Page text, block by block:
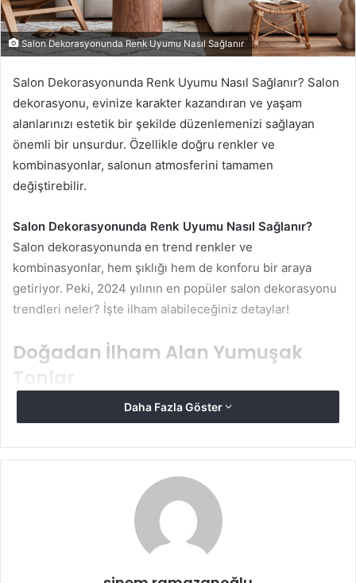
Salon Dekorasyonunda Renk Uyumu Nasıl Sağlanır
Salon Dekorasyonunda Renk Uyumu Nasıl Sağlanır? Salon
dekorasyonu, evinize karakter kazandıran ve yaşam
alanlarınızı estetik bir şekilde düzenlemenizi sağlayan
önemli bir unsurdur. Özellikle doğru renkler ve
kombinasyonlar, salonun atmosferini tamamen
değiştirebilir.
Salon Dekorasyonunda Renk Uyumu Nasıl Sağlanır?
Salon dekorasyonunda en trend renkler ve
kombinasyonlar, hem şıklığı hem de konforu bir araya
getiriyor. Peki, 2024 yılının en popüler salon dekorasyonu
trendleri neler? İşte ilham alabileceğiniz detaylar!
Doğadan İlham Alan Yumuşak
Tonlar
Son yıllarda, doğal tonlar dekorasyonda büyük bir
yumuşak ve sıcak renkler, salonlarda huzur dolu bir
kırmızısı veya açık kahve gibi diğer doğal tonlarla
kombinleyerek sofistike bir görünüm elde edebilirsiniz.
Bej ve Zeytin Yeşili Kombinasyonu:
takımını, zeytin yeşili perdeler ve aksesuarlarla
Daha Fazla Göster